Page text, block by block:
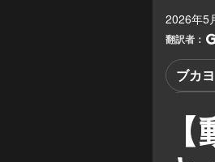
2026年5
翻訳者：
ブカ